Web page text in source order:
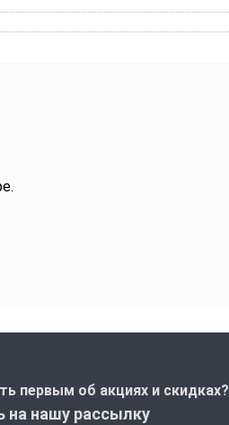
первым об акциях и скидках?
на нашу рассылку